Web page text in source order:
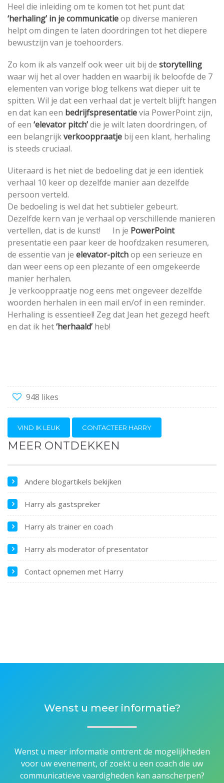
Heel die inleiding om te komen tot het punt dat
‘herhaling’ in je communicatieop diverse manieren
helpt om dingen te laten doordringen tot het diepere
bewustzijn van je toehoorders.
Zo kom ik als vanzelf ook weer uit bij de storytelling
waar wij het al over hadden en waarbij ik beloofde de 7
elementen van vorige blog telkens wat dieper uit te
spitten. Wil je dat een verhaal dat je vertelt blijft hangen
en dat kan een bedrijfspresentatievia PowerPoint zijn,
of een ‘elevator pitch’die je wilt laten doordringen, of
een belangrijkverkooppraatje bij een klant, herhaling
is steeds cruciaal.
Uiteraard is het niet de bedoeling dat je een identiek
verhaal 10 keer op dezelfde manier aan dezelfde
persoon verteld.
De bedoeling is wel dat het subtieler gebeurt.
Dezelfde kern van je verhaal op verschillende manieren
vertellen, dat is de kunst! In je PowerPoint
presentatie een paar keer de hoofdzaken resumeren,
de essentie van je elevator-pitchop een serieuze en
dan weer eens op een plezante of een omgekeerde
manier herhalen.
Je verkooppraatje nog eens met ongeveer dezelfde
woorden herhalen in een mail en/of in een reminder.
Herhaling is essentieel! Zeg dat Jean het gezegd heeft
en dat ik het‘herhaald’ heb!
948 likes
VIND IK LEUK CONTACTEER HARRY
MEER ONTDEKKEN
Andere blogartikels bekijken
Harry als gastspreker
Harry als trainer en coach
Harry als moderator of presentator
Contact opnemen met Harry
Wenst u meer informatie?
Wenst u meer informatie omtrent de mogelijkheden
voor uw evenement, of zoekt u een coach die uw
communicatieve vaardigheden kan aanscherpen?